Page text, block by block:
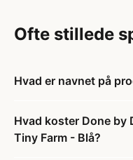
Ofte stillede
Hvad er navnet på
Hvad koster Done by
Tiny Farm - Blå?